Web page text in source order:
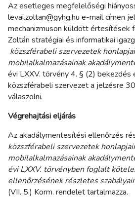
Az esetleges megfelelőségi
levai.zoltan@gyhg.hu e-mail címen
mechanizmuson küldött értesítések
Zoltán stratégiai és informatikai
közszférabeli szervezetek
mobilalkalmazásainak
évi LXXV. törvény 4. § (2) bekezdés
közszférabeli szervezet a jelzésre
válaszolni.
Végrehajtási eljárás
Az akadálymentesítési ellenőrzés
közszférabeli szervezetek
mobilalkalmazásainak
évi LXXV. törvényben foglalt
ellenőrzésének részletes
(VII. 5.) Korm. rendelet tartalmazza.